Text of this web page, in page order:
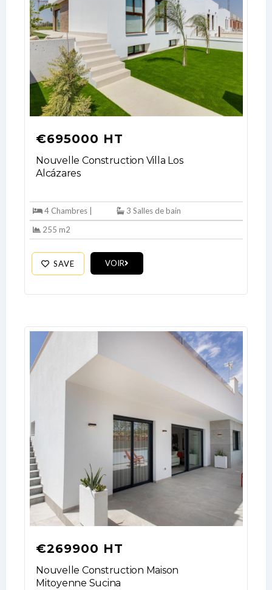
€695000 HT
Nouvelle Construction Villa Los
Alcázares
4 Chambres |
3 Salles de bain
255 m2
SAVE VOIR
€269900 HT
Nouvelle Construction Maison
Mitoyenne Sucina
Don't have an account? Sign Up
Password
LOGIN
No apps configured. Please contact
your administrator.